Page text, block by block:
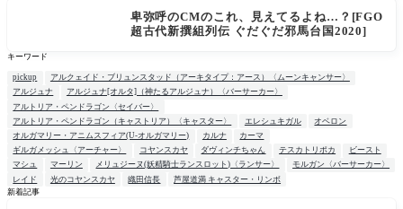
卑弥呼のCMのこれ、見えてるよね…？[FGO
超古代新撰組列伝 ぐだぐだ邪馬台国2020]
キーワード
pickup
アルクェイド・ブリュンスタッド（アーキタイプ：アース）〈ムーンキャンサー〉
アルジュナ
アルジュナ[オルタ]（神たるアルジュナ）〈バーサーカー〉
アルトリア・ペンドラゴン〈セイバー〉
アルトリア・ペンドラゴン（キャストリア）〈キャスター〉
エレシュキガル
オベロン
オルガマリー・アニムスフィア(U-オルガマリー)
カルナ
カーマ
ギルガメッシュ〈アーチャー〉
コヤンスカヤ ダヴィンチちゃん テスカトリポカ
ビースト
マシュ
マーリン メリュジーヌ(妖精騎士ランスロット)〈ランサー〉
モルガン〈バーサーカー〉
レイド
光のコヤンスカヤ 織田信長
芦屋道満 キャスター・リンボ
新着記事